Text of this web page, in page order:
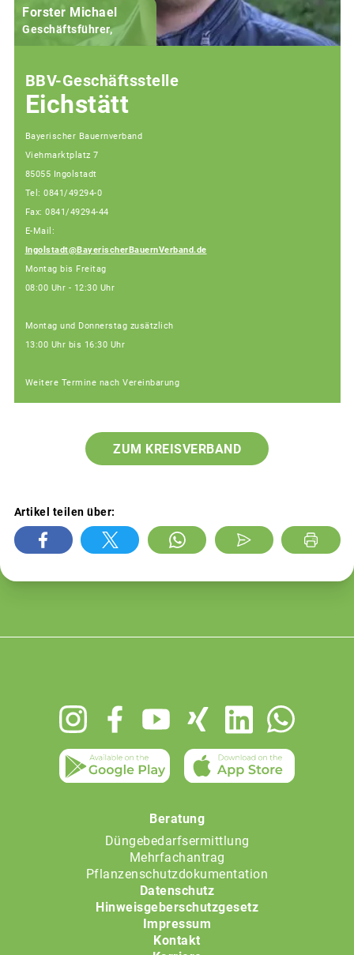
Forster Michael
Geschäftsführer,
BBV-Geschäftsstelle
Eichstätt
Bayerischer Bauernverband
Viehmarktplatz 7
85055 Ingolstadt
Tel: 0841/49294-0
Fax: 0841/49294-44
E-Mail:
Ingolstadt@BayerischerBauernVerband.de
Montag bis Freitag
08:00 Uhr - 12:30 Uhr
Montag und Donnerstag zusätzlich
13:00 Uhr bis 16:30 Uhr
Weitere Termine nach Vereinbarung
ZUM KREISVERBAND
Artikel teilen über:
Beratung
Düngebedarfsermittlung
Mehrfachantrag
Pflanzenschutzdokumentation
Datenschutz
Hinweisgeberschutzgesetz
Impressum
Kontakt